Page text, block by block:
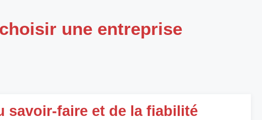
une entreprise
savoir-faire et de la fiabilité